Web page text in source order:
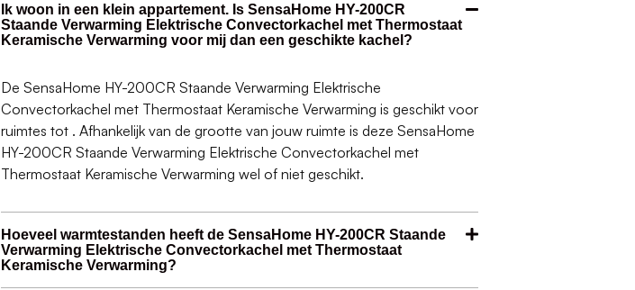
Ik woon in een klein appartement. Is SensaHome HY-200CR
Staande Verwarming Elektrische Convectorkachel met Thermostaat
Keramische Verwarming voor mij dan een geschikte kachel?
De SensaHome HY-200CR Staande Verwarming Elektrische
Convectorkachel met Thermostaat Keramische Verwarming is geschikt voor
ruimtes tot . Afhankelijk van de grootte van jouw ruimte is deze SensaHome
HY-200CR Staande Verwarming Elektrische Convectorkachel met
Thermostaat Keramische Verwarming wel of niet geschikt.
Hoeveel warmtestanden heeft de SensaHome HY-200CR Staande
Verwarming Elektrische Convectorkachel met Thermostaat
Keramische Verwarming?